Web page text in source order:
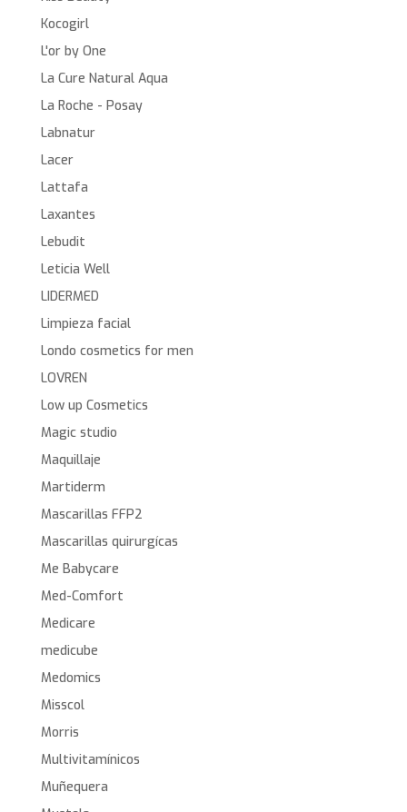
Kocogirl
L'or by One
La Cure Natural Aqua
La Roche - Posay
Labnatur
Lacer
Lattafa
Laxantes
Lebudit
Leticia Well
LIDERMED
Limpieza facial
Londo cosmetics for men
LOVREN
Low up Cosmetics
Magic studio
Maquillaje
Martiderm
Mascarillas FFP2
Mascarillas quirurgícas
Me Babycare
Med-Comfort
Medicare
medicube
Medomics
Misscol
Morris
Multivitamínicos
Muñequera